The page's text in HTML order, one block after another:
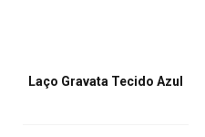
Laço Gravata Tecido Azul